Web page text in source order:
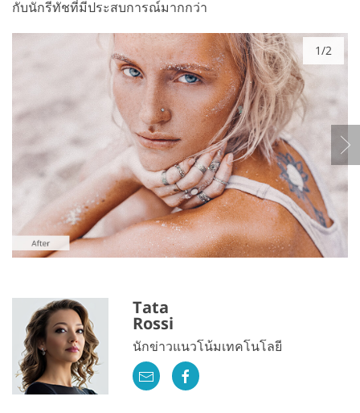
กับนักรีทัชที่มีประสบการณ์มากกว่า
1/2
Tata
Rossi
นักข่าวแนวโน้มเทคโนโลยี